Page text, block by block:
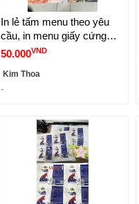
In lẻ tấm menu theo yêu
cầu, in menu giấy cứng
Couche 300gsm, in nhanh
VINADESIGN
50.000VND
Kim Thoa
-